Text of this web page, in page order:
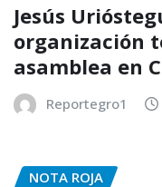
Jesús
organización
asamblea en
Reportegro1
NOTA ROJA